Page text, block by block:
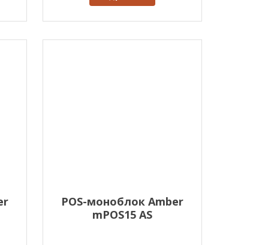
POS-моноблок Amber
mPOS15 AS